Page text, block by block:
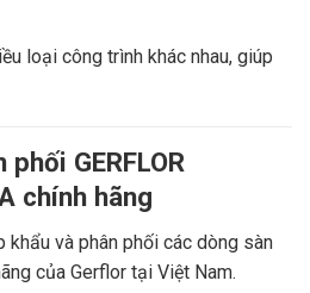
loại công trình khác nhau, giúp
GERFLOR
chính hãng
khẩu và phân phối các dòng sàn
của Gerflor tại Việt Nam.